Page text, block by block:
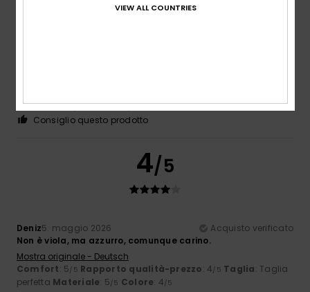
Materiale: 5 Colore: 5
Consiglio questo prodotto
4/5
Deniz5. maggio 2026
Acquisto verificato
Non è viola, ma azzurro, comunque carino.
Mostra originale - Deutsch
Comfort: 5/5 Rapporto qualità-prezzo: 4/5 Taglia: Taglia
perfetta Materiale: 5/5 Colore: 4/5
VIEW ALL COUNTRIES